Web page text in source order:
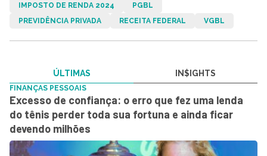
IMPOSTO DE RENDA 2024
PGBL
PREVIDÊNCIA PRIVADA
RECEITA FEDERAL VGBL
ÚLTIMAS IN$IGHTS
FINANÇAS PESSOAIS
Excesso de confiança: o erro que fez uma lenda
do tênis perder toda sua fortuna e ainda ficar
devendo milhões